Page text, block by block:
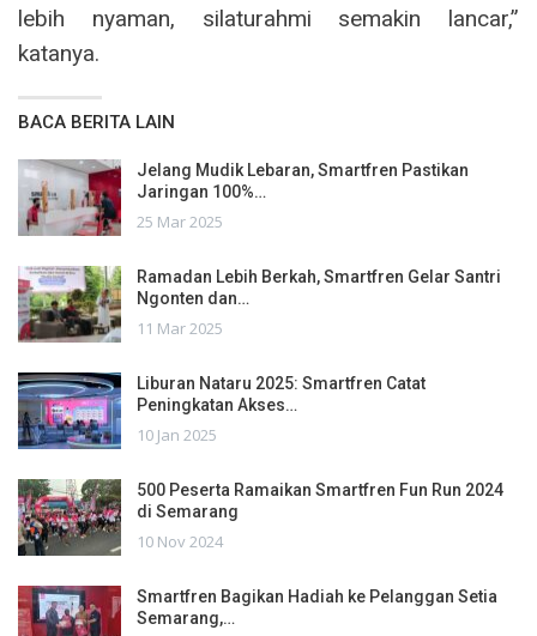
lebih nyaman, silaturahmi semakin lancar,”
katanya.
BACA BERITA LAIN
Jelang Mudik Lebaran, Smartfren Pastikan
Jaringan 100%…
25 Mar 2025
Ramadan Lebih Berkah, Smartfren Gelar Santri
Ngonten dan…
11 Mar 2025
Liburan Nataru 2025: Smartfren Catat
Peningkatan Akses…
10 Jan 2025
500 Peserta Ramaikan Smartfren Fun Run 2024
di Semarang
10 Nov 2024
Smartfren Bagikan Hadiah ke Pelanggan Setia
Semarang,…